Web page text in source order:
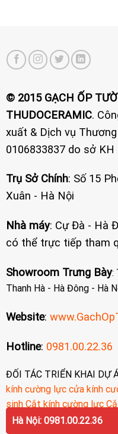
© 2015 GẠCH ỐP
THUDOCERAMIC.
xuất & Dịch vụ
0106833837 do sở
Trụ Sở Chính: Số 15
Xuân - Hà Nội
Nhà máy: Cự Đà - Hà
có thể trực tiếp tham
Showroom Trưng Bày:
Thanh Hà - Hà Đông - Hà
Website:
Hotline: 0981.00.22.36
ĐỐI TÁC TRIỂN KHAI DỰ
kính cường lực cửa kính
sinh Cắt kính cường lực
cường lực
Hà Nội: 0981.00.22.36